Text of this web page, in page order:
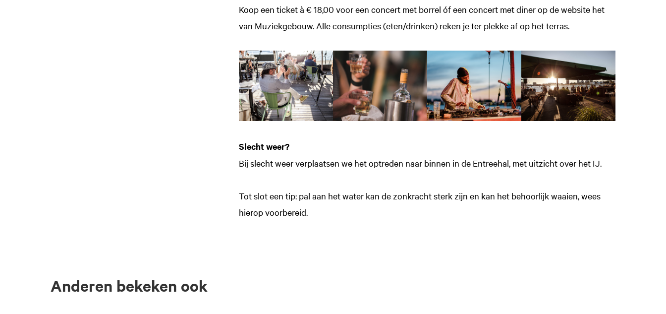
Koop een ticket à € 18,00 voor een concert met borrel óf een concert met diner op de website het
van Muziekgebouw. Alle consumpties (eten/drinken) reken je ter plekke af op het terras.
Slecht weer?
Bij slecht weer verplaatsen we het optreden naar binnen in de Entreehal, met uitzicht over het IJ.
Tot slot een tip: pal aan het water kan de zonkracht sterk zijn en kan het behoorlijk waaien, wees
hierop voorbereid.
Anderen bekeken ook